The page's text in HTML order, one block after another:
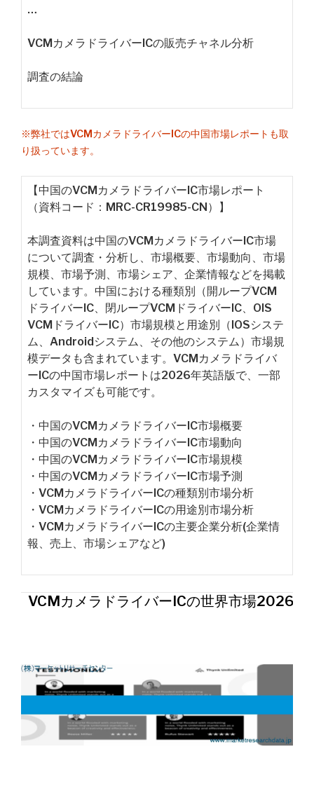
…
VCMカメラドライバーICの販売チャネル分析
調査の結論
※弊社ではVCMカメラドライバーICの中国市場レポートも取
り扱っています。
【中国のVCMカメラドライバーIC市場レポート
（資料コード：MRC-CR19985-CN）】
本調査資料は中国のVCMカメラドライバーIC市場
について調査・分析し、市場概要、市場動向、市場
規模、市場予測、市場シェア、企業情報などを掲載
しています。中国における種類別（開ループVCM
ドライバーIC、閉ループVCMドライバーIC、OIS
VCMドライバーIC）市場規模と用途別（IOSシステ
ム、Androidシステム、その他のシステム）市場規
模データも含まれています。VCMカメラドライバ
ーICの中国市場レポートは2026年英語版で、一部
カスタマイズも可能です。
・中国のVCMカメラドライバーIC市場概要
・中国のVCMカメラドライバーIC市場動向
・中国のVCMカメラドライバーIC市場規模
・中国のVCMカメラドライバーIC市場予測
・VCMカメラドライバーICの種類別市場分析
・VCMカメラドライバーICの用途別市場分析
・VCMカメラドライバーICの主要企業分析(企業情
報、売上、市場シェアなど)
VCMカメラドライバーICの世界市場2026年